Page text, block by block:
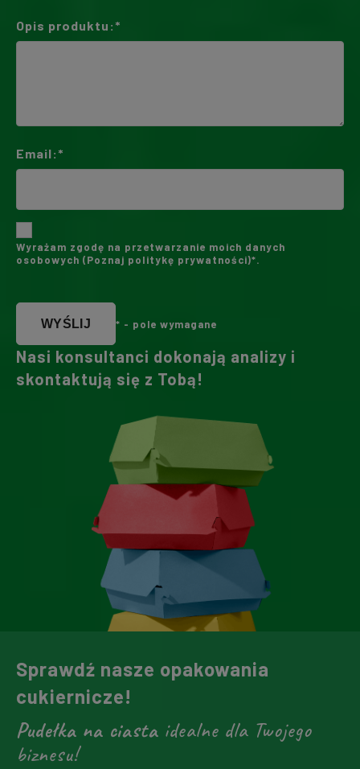
Opis produktu:*
Email:*
Wyrażam zgodę na przetwarzanie moich danych
osobowych (Poznaj politykę prywatności)*.
WYŚLIJ * - pole wymagane
Nasi konsultanci dokonają analizy i
skontaktują się z Tobą!
Sprawdź nasze opakowania
cukiernicze!
Pudełka na ciasta idealne dla Twojego
biznesu!